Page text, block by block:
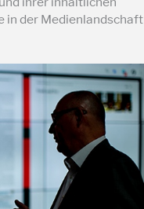
in der Medienlandschaft